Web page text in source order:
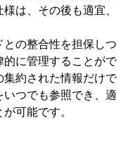
は、その後も適宜、
の整合性を担保しつ
に管理することがで
集約された情報だけで
つでも参照でき、適
可能です。